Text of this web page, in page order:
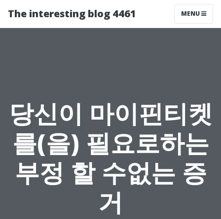
The interesting blog 4461 MENU
당신이 마이핀티켓
를(을) 필요로하는
부정 할 수없는 증
거